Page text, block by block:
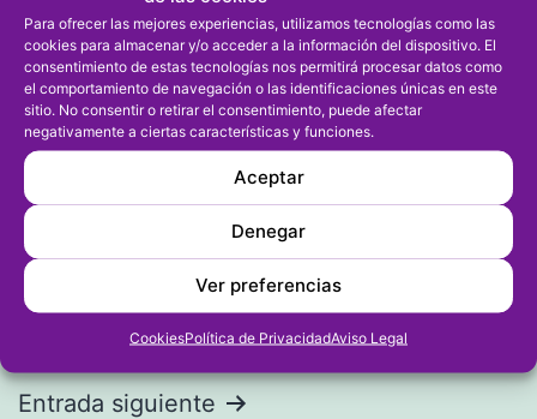
Para ofrecer las mejores experiencias, utilizamos tecnologías como las
cookies para almacenar y/o acceder a la información del dispositivo. El
consentimiento de estas tecnologías nos permitirá procesar datos como
el comportamiento de navegación o las identificaciones únicas en este
sitio. No consentir o retirar el consentimiento, puede afectar
negativamente a ciertas características y funciones.
Aceptar
Denegar
Ver preferencias
CookiesPolítica de PrivacidadAviso Legal
Navegación
de
entradas
Entrada anterior
El ondarense Toni Gil participa en el
Europeo de Kayak de Mar
Entrada siguiente